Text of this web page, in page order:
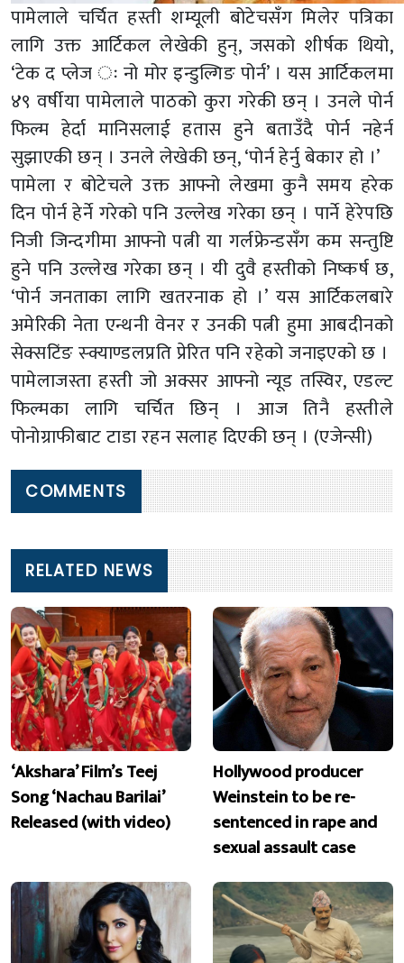
पामेलाले चर्चित हस्ती शम्यूली बोटेचसँग मिलेर पत्रिका
लागि उक्त आर्टिकल लेखेकी हुन्, जसको शीर्षक थियो,
‘टेक द प्लेज ः नो मोर इन्डुल्गिङ पोर्न’ । यस आर्टिकलमा
४९ वर्षीया पामेलाले पाठको कुरा गरेकी छन् । उनले पोर्न
फिल्म हेर्दा मानिसलाई हतास हुने बताउँदै पोर्न नहेर्न
सुझाएकी छन् । उनले लेखेकी छन्, ‘पोर्न हेर्नु बेकार हो ।’
पामेला र बोटेचले उक्त आफ्नो लेखमा कुनै समय हरेक
दिन पोर्न हेर्ने गरेको पनि उल्लेख गरेका छन् । पार्ने हेरेपछि
निजी जिन्दगीमा आफ्नो पत्नी या गर्लफ्रेन्डसँग कम सन्तुष्टि
हुने पनि उल्लेख गरेका छन् । यी दुवै हस्तीको निष्कर्ष छ,
‘पोर्न जनताका लागि खतरनाक हो ।’ यस आर्टिकलबारे
अमेरिकी नेता एन्थनी वेनर र उनकी पत्नी हुमा आबदीनको
सेक्सटिंङ स्क्याण्डलप्रति प्रेरित पनि रहेको जनाइएको छ ।
पामेलाजस्ता हस्ती जो अक्सर आफ्नो न्यूड तस्विर, एडल्ट
फिल्मका लागि चर्चित छिन् । आज तिनै हस्तीले
पोनोग्राफीबाट टाडा रहन सलाह दिएकी छन् । (एजेन्सी)
COMMENTS
RELATED NEWS
‘Akshara’ Film’s Teej
Song ‘Nachau Barilai’
Released (with video)
Hollywood producer
Weinstein to be re-
sentenced in rape and
sexual assault case